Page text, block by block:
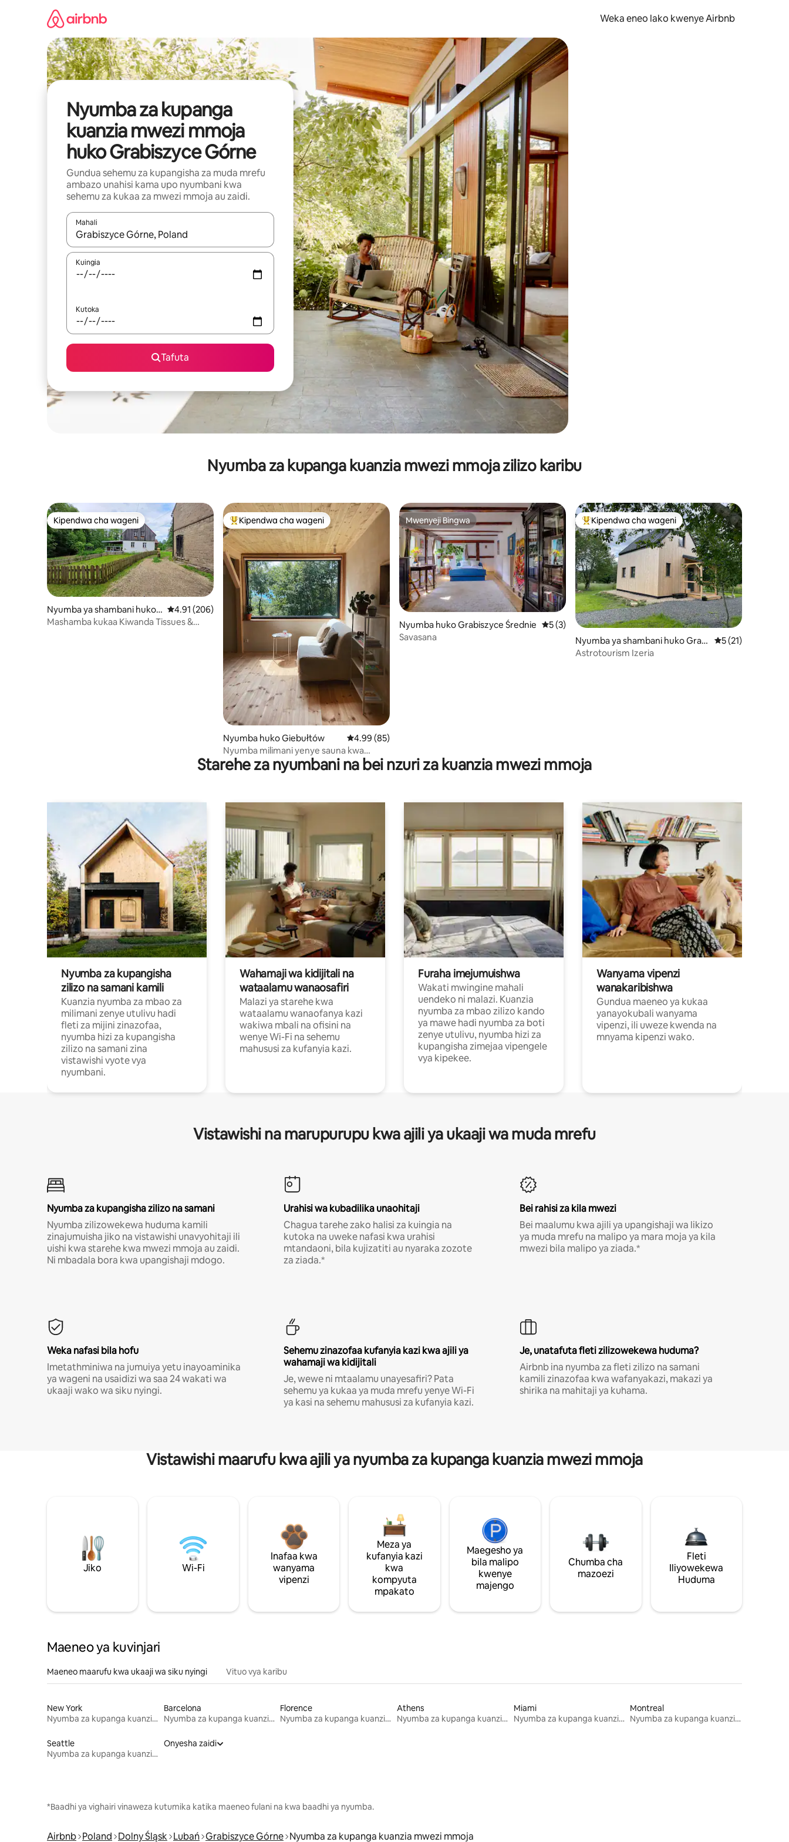
Weka eneo lako kwenye Airbnb
Nyumba za kupanga
kuanzia mwezi mmoja
huko Grabiszyce Górne
Gundua sehemu za kupangisha za muda mrefu
ambazo unahisi kama upo nyumbani kwa
sehemu za kukaa za mwezi mmoja au zaidi.
Mahali
Wakati matokeo yanapatikana, vinjari kwa kutumia vitufe vya vishale vya juu na chini au uchunguze kwa kugusa au kutelezesha kidole kwenye ishara.
Kuingia
Kutoka
Tafuta
Nyumba za kupanga kuanzia mwezi mmoja zilizo karibu
Kipendwa cha wageni
Kipendwa cha wageni
Nyumba ya shambani huko
Grabiszyce Średnie
Ukadiriaji wa wastani wa 4.91 kati ya 5, tathmini 206
4.91 (206)
Mashamba kukaa Kiwanda Tissues &
Kipendwa maarufu cha wageni
Kipendwa cha wageni
Nyumba huko Giebułtów Ukadiriaji wa wastani wa 4.99 kati ya 5, tathmini 85
4.99 (85)
Nyumba milimani yenye sauna kwa
wapenda ukimya.
Mwenyeji Bingwa
Mwenyeji Bingwa
Nyumba huko Grabiszyce Średnie Ukadiriaji wa wastani wa 5 kati ya 5, tathmini 3
5 (3)
Savasana
Kipendwa maarufu cha wageni
Kipendwa cha wageni
Nyumba ya shambani huko Grabi
szyce Średnie
Ukadiriaji wa
5 (21)
Astrotourism Izeria
Starehe za nyumbani na bei nzuri za kuanzia mwezi mmoja
Nyumba za kupangisha
zilizo na samani kamili
Kuanzia nyumba za mbao za
milimani zenye utulivu hadi
fleti za mijini zinazofaa,
nyumba hizi za kupangisha
zilizo na samani zina
vistawishi vyote vya
nyumbani.
Wahamaji wa kidijitali na
wataalamu wanaosafiri
Malazi ya starehe kwa
wataalamu wanaofanya kazi
wakiwa mbali na ofisini na
wenye Wi-Fi na sehemu
mahususi za kufanyia kazi.
Furaha imejumuishwa
Wakati mwingine mahali
uendeko ni malazi. Kuanzia
nyumba za mbao zilizo kando
ya mawe hadi nyumba za boti
zenye utulivu, nyumba hizi za
kupangisha zimejaa vipengele
vya kipekee.
Wanyama vipenzi
wanakaribishwa
Gundua maeneo ya kukaa
yanayokubali wanyama
vipenzi, ili uweze kwenda na
mnyama kipenzi wako.
Vistawishi na marupurupu kwa ajili ya ukaaji wa muda mrefu
Nyumba za kupangisha zilizo na samani
Nyumba zilizowekewa huduma kamili
zinajumuisha jiko na vistawishi unavyohitaji ili
uishi kwa starehe kwa mwezi mmoja au zaidi.
Ni mbadala bora kwa upangishaji mdogo.
Urahisi wa kubadilika unaohitaji
Chagua tarehe zako halisi za kuingia na
kutoka na uweke nafasi kwa urahisi
mtandaoni, bila kujizatiti au nyaraka zozote
za ziada.*
Bei rahisi za kila mwezi
Bei maalumu kwa ajili ya upangishaji wa likizo
ya muda mrefu na malipo ya mara moja ya kila
mwezi bila malipo ya ziada.*
Weka nafasi bila hofu
Imetathminiwa na jumuiya yetu inayoaminika
ya wageni na usaidizi wa saa 24 wakati wa
ukaaji wako wa siku nyingi.
Sehemu zinazofaa kufanyia kazi kwa ajili ya
wahamaji wa kidijitali
Je, wewe ni mtaalamu unayesafiri? Pata
sehemu ya kukaa ya muda mrefu yenye Wi-Fi
ya kasi na sehemu mahususi za kufanyia kazi.
Je, unatafuta fleti zilizowekewa huduma?
Airbnb ina nyumba za fleti zilizo na samani
kamili zinazofaa kwa wafanyakazi, makazi ya
shirika na mahitaji ya kuhama.
Vistawishi maarufu kwa ajili ya nyumba za kupanga kuanzia mwezi mmoja
Jiko Wi-Fi
Inafaa kwa
wanyama
vipenzi
Meza ya
kufanyia kazi
kwa
kompyuta
mpakato
Maegesho ya
bila malipo
kwenye
majengo
Chumba cha
mazoezi
Fleti
Iliyowekewa
Huduma
Maeneo ya kuvinjari
Maeneo maarufu kwa ukaaji wa siku nyingi Vituo vya karibu
New York
Nyumba za kupanga kuanzia mwezi mmoja
Barcelona
Nyumba za kupanga kuanzia mwezi mmoja
Florence
Nyumba za kupanga kuanzia mwezi mmoja
Athens
Nyumba za kupanga kuanzia mwezi mmoja
Miami
Nyumba za kupanga kuanzia mwezi mmoja
Montreal
Nyumba za kupanga kuanzia mwezi mmoja
Seattle
Nyumba za kupanga kuanzia mwezi mmoja
Onyesha zaidi
*Baadhi ya vighairi vinaweza kutumika katika maeneo fulani na kwa baadhi ya nyumba.
Airbnb Poland Dolny Śląsk Lubań Grabiszyce Górne Nyumba za kupanga kuanzia mwezi mmoja